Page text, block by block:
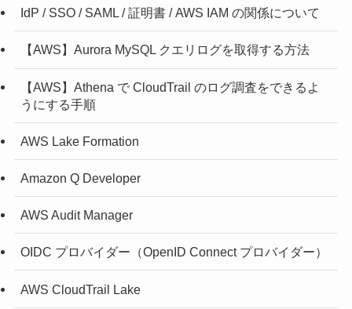
IdP / SSO / SAML / 証明書 / AWS IAM の関係について
【AWS】Aurora MySQL クエリログを取得する方法
【AWS】Athena で CloudTrail のログ調査をできるよ
うにする手順
AWS Lake Formation
Amazon Q Developer
AWS Audit Manager
OIDC プロバイダー（OpenID Connect プロバイダー）
AWS CloudTrail Lake